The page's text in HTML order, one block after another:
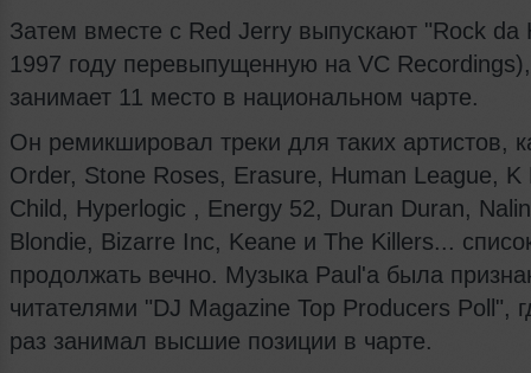
Затем вместе с Red Jerry выпускают "Rock da
1997 году перевыпущенную на VC
занимает 11 место в национальном чарте.
Он ремикшировал треки для таких артистов,
Order, Stone Roses, Erasure, Human League, K
Child, Hyperlogic , Energy 52, Duran Duran,
Blondie, Bizarre Inc, Keane и The Killers...
продолжать вечно. Музыка Paul'а была
читателями "DJ Magazine Top Producers Poll",
раз занимал высшие позиции в чарте.